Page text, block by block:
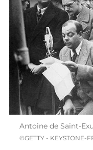
Antoine de Saint-
©GETTY - KEYSTONE-